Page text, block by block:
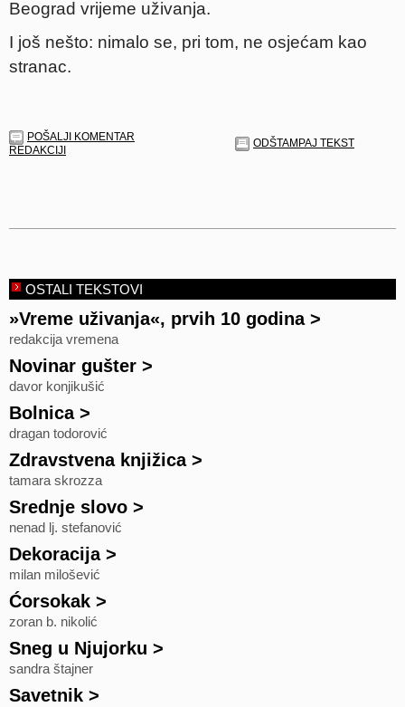
Beograd vrijeme uživanja.
I još nešto: nimalo se, pri tom, ne osjećam kao
stranac.
POŠALJI KOMENTAR
REDAKCIJI
ODŠTAMPAJ TEKST
OSTALI TEKSTOVI
»Vreme uživanja«, prvih 10 godina>
redakcija vremena
Novinar gušter >
davor konjikušić
Bolnica>
dragan todorović
Zdravstvena knjižica>
tamara skrozza
Srednje slovo >
nenad lj. stefanović
Dekoracija>
milan milošević
Ćorsokak >
zoran b. nikolić
Sneg u Njujorku >
sandra štajner
Savetnik >